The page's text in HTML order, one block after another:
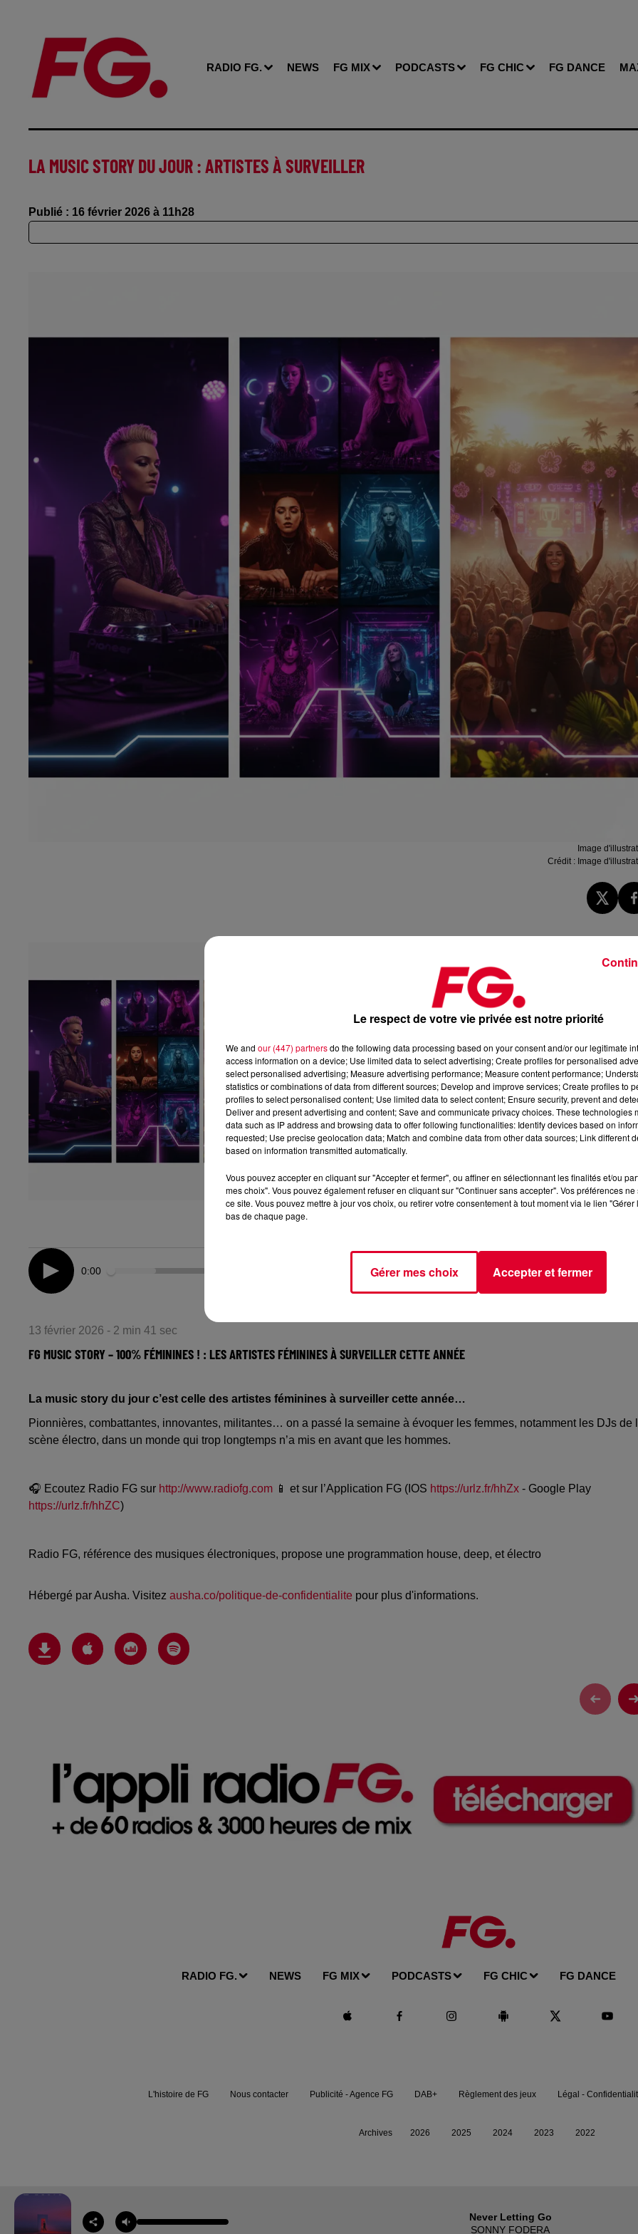
RADIO FG. NEWS FG MIX PODCASTS FG CHIC FG DANCE
LA MUSIC STORY DU JOUR : ARTISTES À SURVEILLER
Publié : 16 février 2026 à 11h28
Image
Crédit : Image
christophe hubert
La music story du jour c’est celle des artistes féminines à
0:00 2 min 41
13 février 2026 - 2 min 41 sec
FG MUSIC STORY – 100% FÉMININES ! : LES ARTISTES FÉMININES À SURVEILLER CETTE ANNÉE
La music story du jour c’est celle des artistes féminines à surveiller cette année…
Pionnières, combattantes, innovantes, militantes… on a passé la semaine à évoquer les femmes, notamment les DJs de
scène électro, dans un monde qui trop longtemps n’a mis en avant que les hommes.
🎧 Ecoutez Radio FG sur http://www.radiofg.com 📱 et sur l’Application FG (IOS https://urlz.fr/hhZx - Google Play
https://urlz.fr/hhZC)
Radio FG, référence des musiques électroniques, propose une programmation house, deep, et électro
Hébergé par Ausha. Visitez ausha.co/politique-de-confidentialite pour plus d'informations.
RADIO FG. NEWS FG MIX PODCASTS FG CHIC FG DANCE
Never Letting Go
SONNY FODERA
L'histoire de FG Nous contacter Publicité - Agence FG DAB+ Règlement des jeux Légal -
Archives 2026 2025 2024 2023 2022
Le respect de votre vie privée est notre priorité
We and our (447) partnersdo the following data processing based on your consent and/or our legitimate
access information on a device; Use limited data to select advertising; Create profiles for personalised
select personalised advertising; Measure advertising performance; Measure content performance;
statistics or combinations of data from different sources; Develop and improve services; Create profiles to
profiles to select personalised content; Use limited data to select content; Ensure security, prevent and
Deliver and present advertising and content; Save and communicate privacy choices. These technologies
data such as IP address and browsing data to offer following functionalities: Identify devices based on
requested; Use precise geolocation data; Match and combine data from other data sources; Link different
based on information transmitted automatically.
Vous pouvez accepter en cliquant sur "Accepter et fermer", ou affiner en sélectionnant les finalités et/ou
mes choix". Vous pouvez également refuser en cliquant sur "Continuer sans accepter". Vos préférences
ce site. Vous pouvez mettre à jour vos choix, ou retirer votre consentement à tout moment via le lien
bas de chaque page.
Gérer mes choix Accepter et fermer